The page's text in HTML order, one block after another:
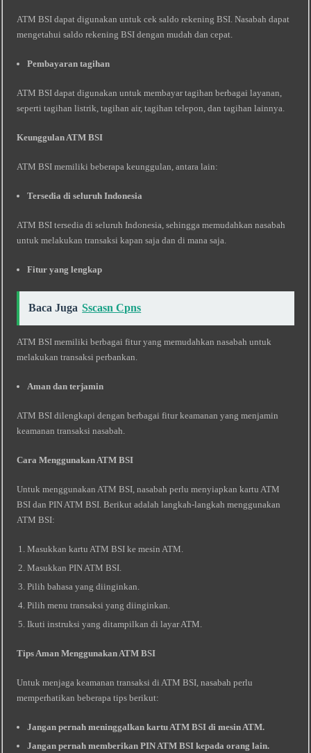
ATM BSI dapat digunakan untuk cek saldo rekening BSI. Nasabah dapat
mengetahui saldo rekening BSI dengan mudah dan cepat.
Pembayaran tagihan
ATM BSI dapat digunakan untuk membayar tagihan berbagai layanan,
seperti tagihan listrik, tagihan air, tagihan telepon, dan tagihan lainnya.
Keunggulan ATM BSI
ATM BSI memiliki beberapa keunggulan, antara lain:
Tersedia di seluruh Indonesia
ATM BSI tersedia di seluruh Indonesia, sehingga memudahkan nasabah
untuk melakukan transaksi kapan saja dan di mana saja.
Fitur yang lengkap
Baca Juga Sscasn Cpns
ATM BSI memiliki berbagai fitur yang memudahkan nasabah untuk
melakukan transaksi perbankan.
Aman dan terjamin
ATM BSI dilengkapi dengan berbagai fitur keamanan yang menjamin
keamanan transaksi nasabah.
Cara Menggunakan ATM BSI
Untuk menggunakan ATM BSI, nasabah perlu menyiapkan kartu ATM
BSI dan PIN ATM BSI. Berikut adalah langkah-langkah menggunakan
ATM BSI:
Masukkan kartu ATM BSI ke mesin ATM.
Masukkan PIN ATM BSI.
Pilih bahasa yang diinginkan.
Pilih menu transaksi yang diinginkan.
Ikuti instruksi yang ditampilkan di layar ATM.
Tips Aman Menggunakan ATM BSI
Untuk menjaga keamanan transaksi di ATM BSI, nasabah perlu
memperhatikan beberapa tips berikut:
Jangan pernah meninggalkan kartu ATM BSI di mesin ATM.
Jangan pernah memberikan PIN ATM BSI kepada orang lain.